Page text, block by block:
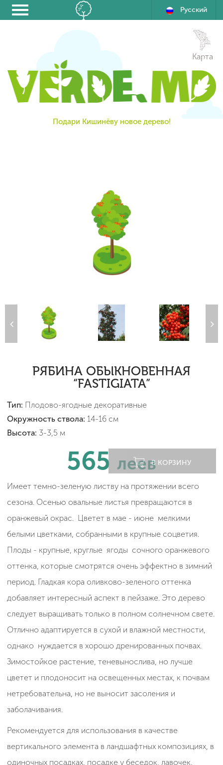
Русский
Подари Кишинёву новое дерево!
Карта
РЯБИНА ОБЫКНОВЕННАЯ
“FASTIGIATA”
Тип: Плодово-ягодные декоративные
Окружность ствола: 14-16 см
Высота: 3-3,5 м
565 леевВ КОРЗИНУ
Имеет темно-зеленую листву на протяжении всего
сезона. Осенью овальные листья превращаются в
оранжевый окрас. Цветет в мае - июне мелкими
белыми цветками, собранными в крупные соцветия.
Плоды - крупные, круглые ягоды сочного оранжевого
оттенка, которые смотрятся очень эффектно в зимний
период. Гладкая кора оливково-зеленого оттенка
добавляет интересный аспект в пейзаже. Это дерево
следует выращивать только в полном солнечном свете.
Отлично адаптируется в сухой и влажной местности,
однако нуждается в хорошо дренированных почвах.
Зимостойкое растение, теневынослива, но лучше
цветет и плодоносит на освещенных местах, к почвам
нетребовательна, но не выносит засоления и
заболачивания.
Рекомендуется для использования в качестве
вертикального элемента в ландшафтных композициях, в
одиночных посадках, посадке у беседок, лавочек,